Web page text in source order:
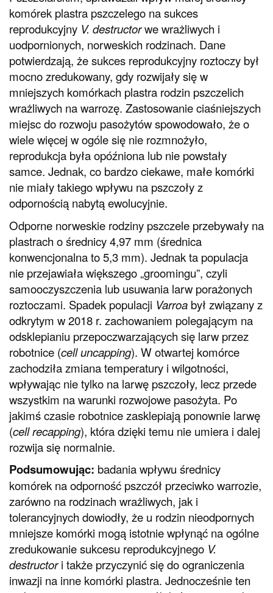
komórek plastra pszczelego na sukces
reprodukcyjny V. destructorwe wrażliwych i
uodpornionych, norweskich rodzinach. Dane
potwierdzają, że sukces reprodukcyjny roztoczy był
mocno zredukowany, gdy rozwijały się w
mniejszych komórkach plastra rodzin pszczelich
wrażliwych na warrozę. Zastosowanie ciaśniejszych
miejsc do rozwoju pasożytów spowodowało, że o
wiele więcej w ogóle się nie rozmnożyło,
reprodukcja była opóźniona lub nie powstały
samce. Jednak, co bardzo ciekawe, małe komórki
nie miały takiego wpływu na pszczoły z
odpornością nabytą ewolucyjnie.
Odporne norweskie rodziny pszczele przebywały na
plastrach o średnicy 4,97 mm (średnica
konwencjonalna to 5,3 mm). Jednak ta populacja
nie przejawiała większego „groomingu”, czyli
samooczyszczenia lub usuwania larw porażonych
roztoczami. Spadek populacji Varroa był związany z
odkrytym w 2018 r. zachowaniem polegającym na
odsklepianiu przepoczwarzających się larw przez
robotnice (cell uncapping). W otwartej komórce
zachodziła zmiana temperatury i wilgotności,
wpływając nie tylko na larwę pszczoły, lecz przede
wszystkim na warunki rozwojowe pasożyta. Po
jakimś czasie robotnice zasklepiają ponownie larwę
(cell recapping), która dzięki temu nie umiera i dalej
rozwija się normalnie.
Podsumowując: badania wpływu średnicy
komórek na odporność pszczół przeciwko warrozie,
zarówno na rodzinach wrażliwych, jak i
tolerancyjnych dowiodły, że u rodzin nieodpornych
mniejsze komórki mogą istotnie wpłynąć na ogólne
zredukowanie sukcesu reprodukcyjnego V.
destructori także przyczynić się do ograniczenia
inwazji na inne komórki plastra. Jednocześnie ten